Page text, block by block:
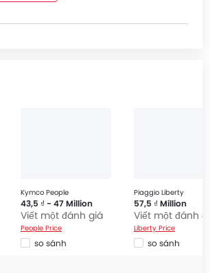
Kymco People
43,5 ₫ - 47 Million
Viết một đánh giá
People Price
so sánh
Piaggio Liberty
57,5 ₫ Million
Viết một đánh giá
Liberty Price
so sánh